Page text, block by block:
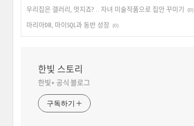
우리집은 갤러리, 멋지죠?… 자녀 미술작품으로 집안 꾸미기 (0)
마리아DB, 마이SQL과 동반 성장 (0)
한빛 스토리
한빛+ 공식 블로그
구독하기